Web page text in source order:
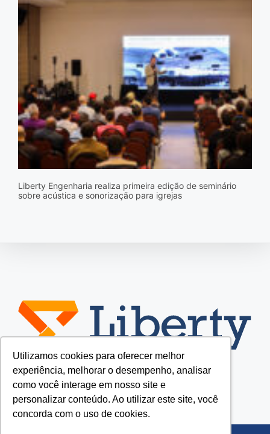
Utilizamos cookies para oferecer melhor
experiência, melhorar o desempenho, analisar
como você interage em nosso site e
personalizar conteúdo. Ao utilizar este site, você
concorda com o uso de cookies.
Liberty Engenharia realiza primeira edição de seminário
sobre acústica e sonorização para igrejas